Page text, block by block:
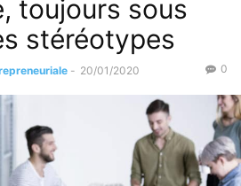
toujours sous
stéréotypes
- 20/01/2020 0